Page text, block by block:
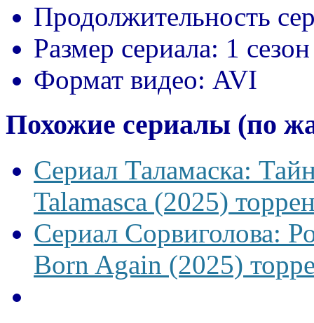
Продолжительность
Размер сериала: 1
Формат видео: AVI
Похожие сериалы (по
Сериал Таламаска:
Talamasca (2025)
Сериал Сорвиголова:
Born Again (2025)